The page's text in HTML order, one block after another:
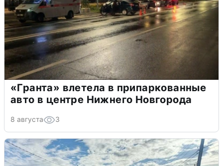
«Гранта» влетела в припаркованные
авто в центре Нижнего Новгорода
8 августа 3